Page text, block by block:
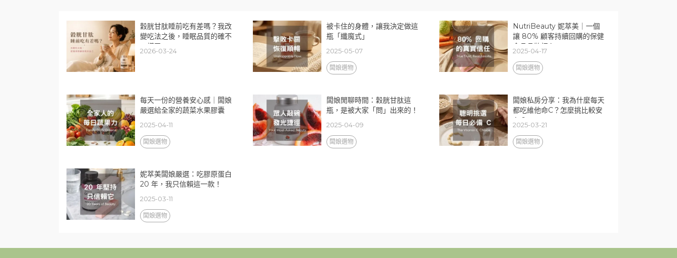
穀胱甘肽睡前吃有差嗎？我改
變吃法之後，睡眠品質的確不
一樣了
2026-03-24
被卡住的身體，讓我決定做這
瓶「纖魔式」
2025-05-07
闆娘選物
NutriBeauty 妮萃美｜一個
讓 80% 顧客持續回購的保健
食品品牌初心
2025-04-17
闆娘選物
每天一份的營養安心感｜闆娘
嚴選給全家的蔬菜水果膠囊
2025-04-11
闆娘選物
闆娘閒聊時間：穀胱甘肽這
瓶，是被大家「問」出來的！
2025-04-09
闆娘選物
闆娘私房分享：我為什麼每天
都吃維他命C？怎麼挑比較安
心？
2025-03-21
闆娘選物
妮萃美闆娘嚴選：吃膠原蛋白
20 年，我只信賴這一款！
2025-03-11
闆娘選物